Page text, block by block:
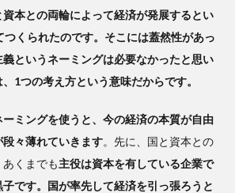
資本との両輪によって経済が発展するとい
つくられたのです。そこには蓋然性があっ
というネーミングは必要なかったと思い
1つの考え方という意味だからです。
ーミングを使うと、今の経済の本質が自由
々薄れていきます。先に、国と資本との
くまでも主役は資本を有している企業で
です。国が率先して経済を引っ張ろうと